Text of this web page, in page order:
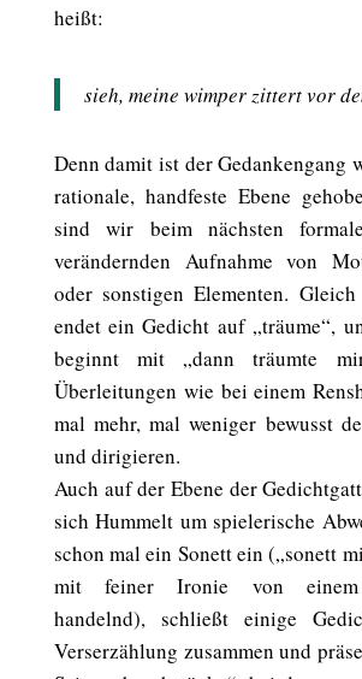
heißt:
sieh, meine wimper zittert vor
Denn damit ist der Gedankengang
rationale, handfeste Ebene
sind wir beim nächsten
verändernden Aufnahme von
oder sonstigen Elementen.
endet ein Gedicht auf „träume“,
beginnt mit „dann träumte
Überleitungen wie bei einem
mal mehr, mal weniger bewusst
und dirigieren.
Auch auf der Ebene der
sich Hummelt um spielerische
schon mal ein Sonett ein („sonett
mit feiner Ironie von einem
handelnd), schließt einige
Verserzählung zusammen und